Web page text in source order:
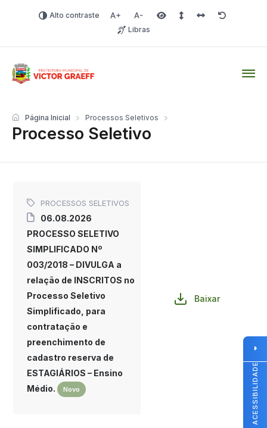
Alto contraste Aumentar fonte
Diminuir fonteÁrea selecionada
Espaçamento de linha
Espaço dos
Redefinir
Libras
Processo Seletivo
Página Inicial Processos Seletivos
PROCESSOS SELETIVOS
06.08.2026
PROCESSO SELETIVO
SIMPLIFICADO Nº
003/2018 – DIVULGA a
relação de INSCRITOS no
Processo Seletivo
Simplificado, para
contratação e
preenchimento de
cadastro reserva de
ESTAGIÁRIOS – Ensino
Médio.
Novo
Baixar
ACESSIBILIDADE